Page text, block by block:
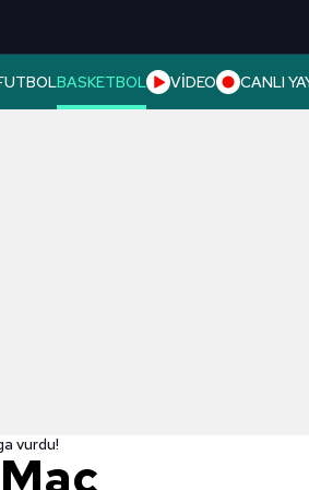
BASKETBOL VİDEO CANLI
vurdu!